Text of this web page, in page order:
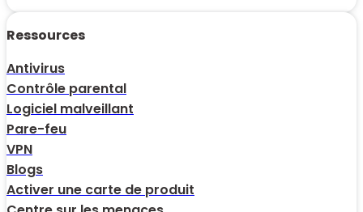
Ressources
Antivirus
Contrôle parental
Logiciel malveillant
Pare-feu
VPN
Blogs
Activer une carte de produit